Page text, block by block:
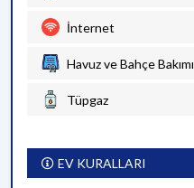
İnternet
Havuz ve Bahçe Bakımı
Tüpgaz
EV KURALLARI